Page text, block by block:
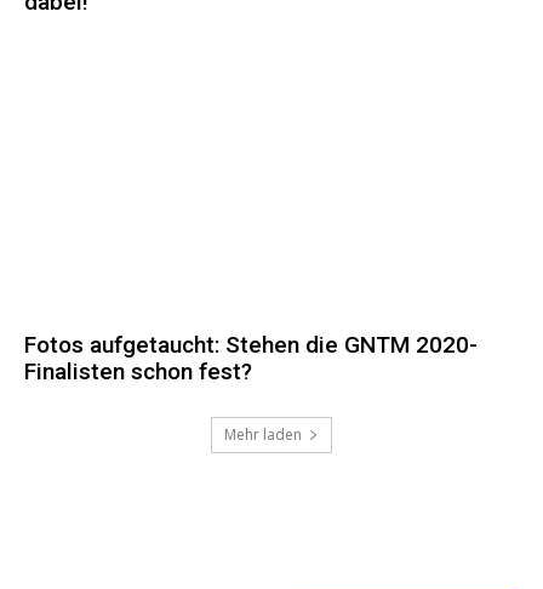
Fotos aufgetaucht: Stehen die GNTM 2020-
Finalisten schon fest?
Mehr laden